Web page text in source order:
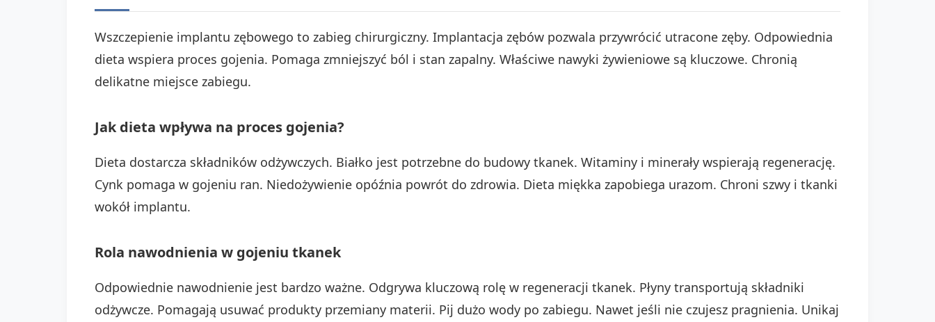
Wszczepienie implantu zębowego to zabieg chirurgiczny. Implantacja zębów pozwala przywrócić utracone zęby. Odpowiednia
dieta wspiera proces gojenia. Pomaga zmniejszyć ból i stan zapalny. Właściwe nawyki żywieniowe są kluczowe. Chronią
delikatne miejsce zabiegu.
Jak dieta wpływa na proces gojenia?
Dieta dostarcza składników odżywczych. Białko jest potrzebne do budowy tkanek. Witaminy i minerały wspierają regenerację.
Cynk pomaga w gojeniu ran. Niedożywienie opóźnia powrót do zdrowia. Dieta miękka zapobiega urazom. Chroni szwy i tkanki
wokół implantu.
Rola nawodnienia w gojeniu tkanek
Odpowiednie nawodnienie jest bardzo ważne. Odgrywa kluczową rolę w regeneracji tkanek. Płyny transportują składniki
odżywcze. Pomagają usuwać produkty przemiany materii. Pij dużo wody po zabiegu. Nawet jeśli nie czujesz pragnienia. Unikaj